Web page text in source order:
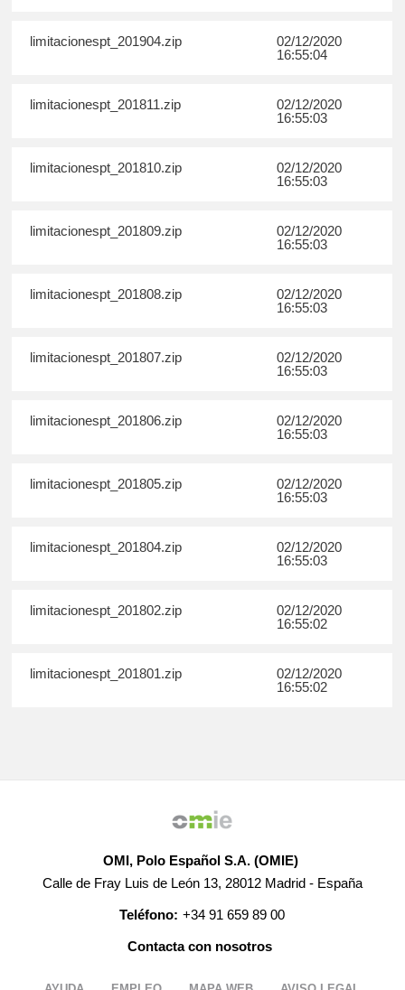
limitacionespt_201904.zip
02/12/2020
16:55:04
limitacionespt_201811.zip
02/12/2020
16:55:03
limitacionespt_201810.zip
02/12/2020
16:55:03
limitacionespt_201809.zip
02/12/2020
16:55:03
limitacionespt_201808.zip
02/12/2020
16:55:03
limitacionespt_201807.zip
02/12/2020
16:55:03
limitacionespt_201806.zip
02/12/2020
16:55:03
limitacionespt_201805.zip
02/12/2020
16:55:03
limitacionespt_201804.zip
02/12/2020
16:55:03
limitacionespt_201802.zip
02/12/2020
16:55:02
limitacionespt_201801.zip
02/12/2020
16:55:02
OMI, Polo Español S.A. (OMIE)
Calle de Fray Luis de León 13, 28012 Madrid - España
Teléfono: +34 91 659 89 00
Contacta con nosotros